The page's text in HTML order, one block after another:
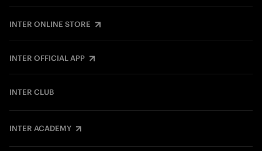
INTER ONLINE STORE
INTER OFFICIAL APP
INTER CLUB
INTER ACADEMY